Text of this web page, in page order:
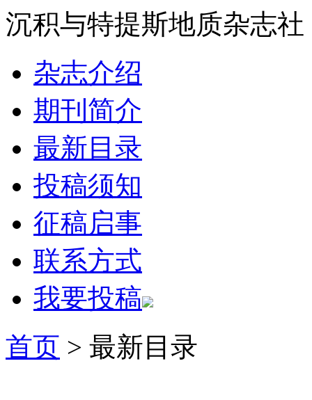
沉积与特提斯地质杂志社
杂志介绍
期刊简介
最新目录
投稿须知
征稿启事
联系方式
我要投稿
首页 > 最新目录